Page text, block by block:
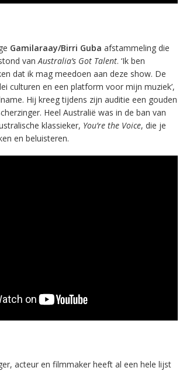
Gamilaraay/Birri Guba afstammeling die
van Australia’s Got Talent. ‘Ik ben
dat ik mag meedoen aan deze show. De
culturen en een platform voor mijn muziek’,
Hij kreeg tijdens zijn auditie een gouden
Heel Australië was in de ban van
klassieker, You’re the Voice, die je
en beluisteren.
acteur en filmmaker heeft al een hele lijst